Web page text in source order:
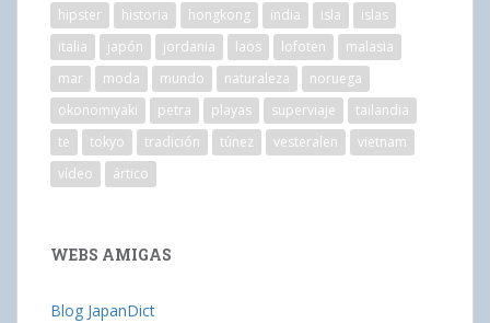
hipster
historia hongkong india isla
islas
italia
japón jordania laos lofoten
malasia
mar
moda mundo naturaleza
noruega
okonomiyaki
petra playas superviaje
tailandia
te
tokyo tradición túnez vesteralen
vietnam
vídeo
ártico
WEBS AMIGAS
Blog JapanDict